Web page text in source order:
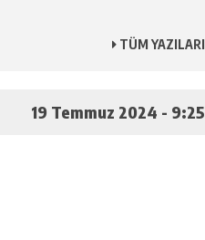
TÜM YAZILARI
19 Temmuz 2024 - 9:25